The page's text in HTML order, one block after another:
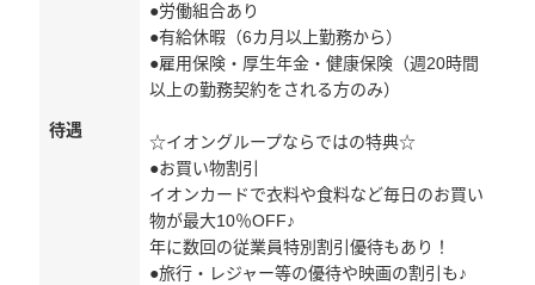
待遇
●労働組合あり
●有給休暇（6カ月以上勤務から）
●雇用保険・厚生年金・健康保険（週20時間
以上の勤務契約をされる方のみ）
☆イオングループならではの特典☆
●お買い物割引
イオンカードで衣料や食料など毎日のお買い
物が最大10％OFF♪
年に数回の従業員特別割引優待もあり！
●旅行・レジャー等の優待や映画の割引も♪